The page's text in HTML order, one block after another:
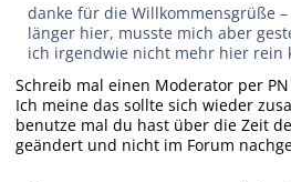
danke für die Willkommensgrüße
länger hier, musste mich aber
ich irgendwie nicht mehr hier rein
Schreib mal einen Moderator per
Ich meine das sollte sich wieder
benutze mal du hast über die Zeit
geändert und nicht im Forum